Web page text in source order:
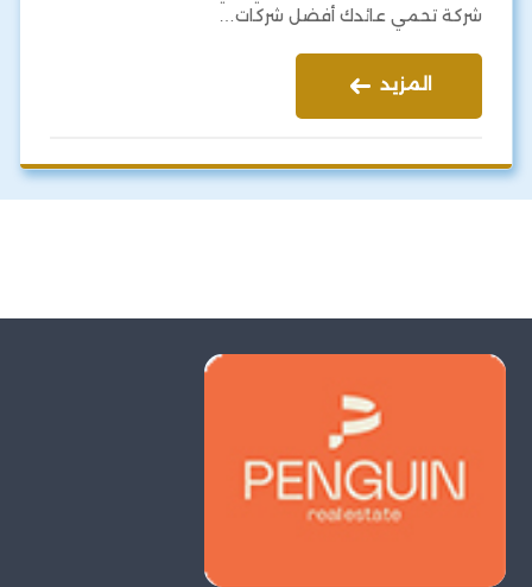
شركة تحمي عائدك أفضل شركات…
المزيد